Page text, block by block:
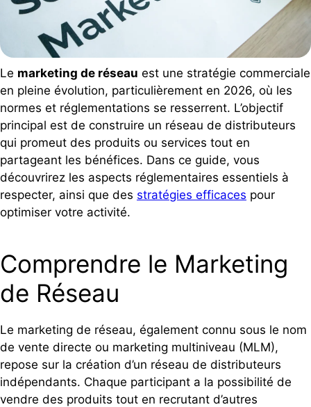
Le marketing de réseau est une stratégie commerciale
en pleine évolution, particulièrement en 2026, où les
normes et réglementations se resserrent. L’objectif
principal est de construire un réseau de distributeurs
qui promeut des produits ou services tout en
partageant les bénéfices. Dans ce guide, vous
découvrirez les aspects réglementaires essentiels à
respecter, ainsi que des stratégies efficaces pour
optimiser votre activité.
Comprendre le Marketing
de Réseau
Le marketing de réseau, également connu sous le nom
de vente directe ou marketing multiniveau (MLM),
repose sur la création d’un réseau de distributeurs
indépendants. Chaque participant a la possibilité de
vendre des produits tout en recrutant d’autres